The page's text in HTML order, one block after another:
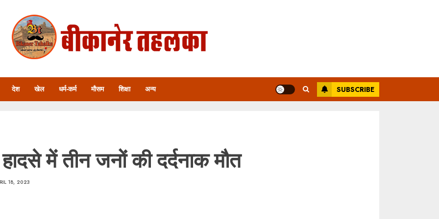
देश खेल धर्म-कर्म मौसम शिक्षा अन्य SUBSCRIBE
में तीन जनों की दर्दनाक मौत
18, 2023